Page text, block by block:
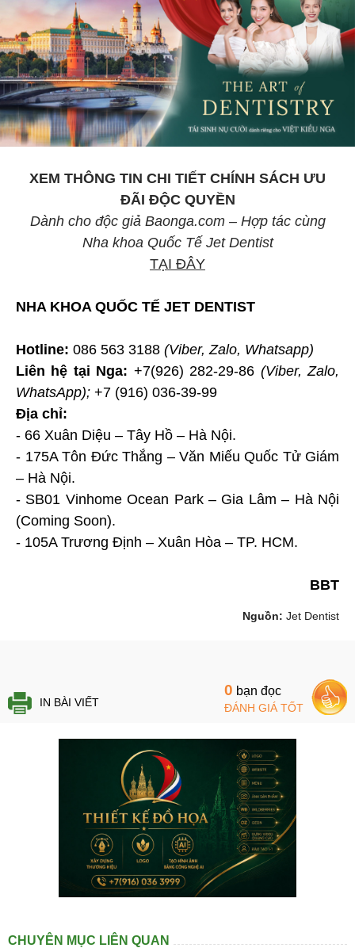
XEM THÔNG TIN CHI TIẾT CHÍNH SÁCH ƯU
ĐÃI ĐỘC QUYỀN
Dành cho độc giả Baonga.com – Hợp tác cùng
Nha khoa Quốc Tế Jet Dentist
TẠI ĐÂY
NHA KHOA QUỐC TẾ JET DENTIST
Hotline: 086 563 3188 (Viber, Zalo, Whatsapp)
Liên hệ tại Nga: +7(926) 282-29-86 (Viber, Zalo,
WhatsApp); +7 (916) 036-39-99
Địa chỉ:
- 66 Xuân Diệu – Tây Hồ – Hà Nội.
- 175A Tôn Đức Thắng – Văn Miếu Quốc Tử Giám
– Hà Nội.
- SB01 Vinhome Ocean Park – Gia Lâm – Hà Nội
(Coming Soon).
- 105A Trương Định – Xuân Hòa – TP. HCM.
BBT
Nguồn: Jet Dentist
IN BÀI VIẾT
0 bạn đọc
ĐÁNH GIÁ TỐT
CHUYÊN MỤC LIÊN QUAN